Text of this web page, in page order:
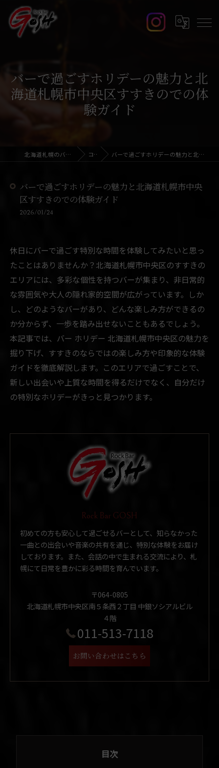
バーで過ごすホリデーの魅力と北
海道札幌市中央区すすきのでの体
験ガイド
北海道札幌のバーならRock Bar GOSH コラム バーで過ごすホリデーの魅力と北海道札幌市中央区すすきのでの体験ガイド
バーで過ごすホリデーの魅力と北海道札幌市中央
区すすきのでの体験ガイド
2026/01/24
休日にバーで過ごす特別な時間を体験してみたいと思っ
たことはありませんか？北海道札幌市中央区のすすきの
エリアには、多彩な個性を持つバーが集まり、非日常的
な雰囲気や大人の隠れ家的空間が広がっています。しか
し、どのようなバーがあり、どんな楽しみ方ができるの
か分からず、一歩を踏み出せないこともあるでしょう。
本記事では、バー ホリデー 北海道札幌市中央区の魅力を
掘り下げ、すすきのならではの楽しみ方や印象的な体験
ガイドを徹底解説します。このエリアで過ごすことで、
新しい出会いや上質な時間を得るだけでなく、自分だけ
の特別なホリデーがきっと見つかります。
Rock Bar GOSH
初めての方も安心して過ごせるバーとして、知らなかった
一曲との出会いや音楽の共有を通じ、特別な体験をお届け
しております。また、会話の中で生まれる交流により、札
幌にて日常を豊かに彩る時間を育んでいます。
〒064-0805
北海道札幌市中央区南５条西２丁目 中銀ソシアルビル
４階
011-513-7118
お問い合わせはこちら
目次